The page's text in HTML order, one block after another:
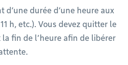
d’une durée d’une heure aux
h, etc.). Vous devez quitter le
fin de l’heure afin de libérer